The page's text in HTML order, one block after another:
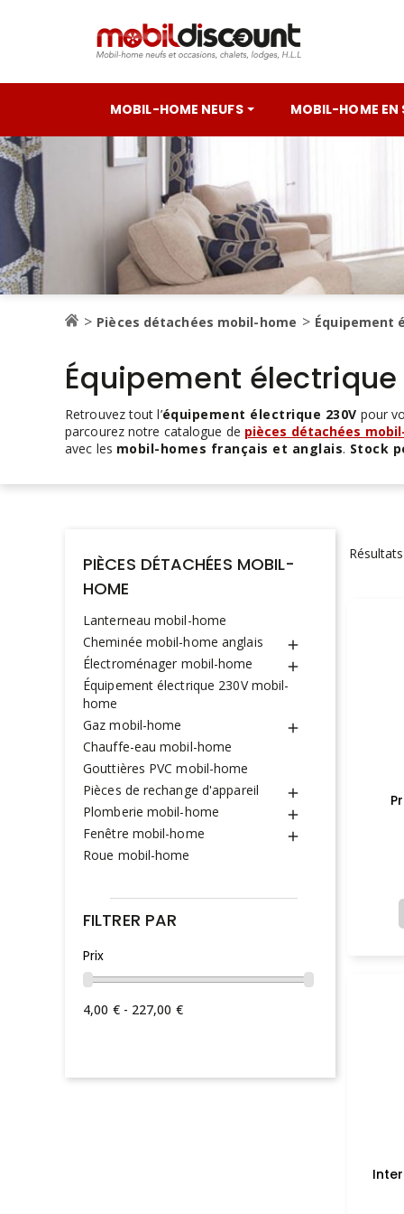
MOBIL-HOME NEUFS MOBIL-HOME EN
Pièces détachées mobil-home Équipement
Équipement
Retrouvez tout l’équipement électrique 230V pour
parcourez notre catalogue de pièces détachées
avec les mobil-homes français et anglais. Stock
PIÈCES DÉTACHÉES MOBIL-
HOME
Lanterneau mobil-home
Cheminée mobil-home anglais

Électroménager mobil-home 
Équipement électrique 230V mobil-
home
Gaz mobil-home

Chauffe-eau mobil-home
Gouttières PVC mobil-home
Pièces de rechange d'appareil

Plomberie mobil-home 
Fenêtre mobil-home 
Roue mobil-home
FILTRER PAR
Prix
4,00 € - 227,00 €